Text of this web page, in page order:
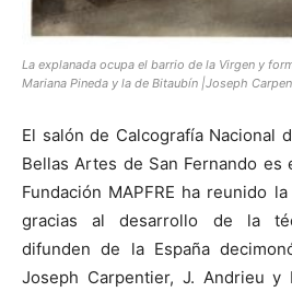
La explanada ocupa el barrio de la Virgen y
Mariana Pineda y la de Bitaubín |Joseph
El salón de Calcografía Nacional
Bellas Artes de San Fernando
Fundación MAPFRE ha reunido
gracias al desarrollo de la
difunden de la España
Joseph Carpentier, J. Andrieu y